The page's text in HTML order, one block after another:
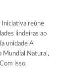
Iniciativa reúne
lindeiras ao
unidade A
Mundial Natural,
isso,